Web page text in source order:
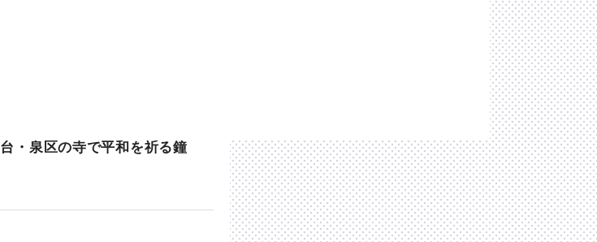
・泉区の寺で平和を祈る鐘